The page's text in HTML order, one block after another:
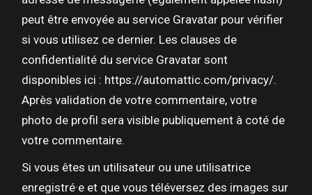
peut être envoyée au service Gravatar pour vérifier
si vous utilisez ce dernier. Les clauses de
confidentialité du service Gravatar sont
disponibles ici : https://automattic.com/privacy/.
Après validation de votre commentaire, votre
photo de profil sera visible publiquement à coté de
votre commentaire.
Si vous êtes un utilisateur ou une utilisatrice
enregistré·e et que vous téléversez des images sur